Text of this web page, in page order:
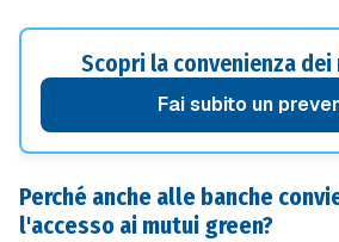
Scopri la convenienza
Fai subito un
Perché anche alle banche
l'accesso ai mutui green?